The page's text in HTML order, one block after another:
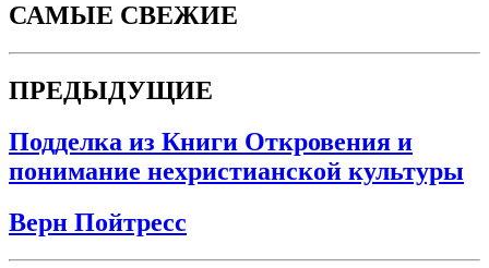
САМЫЕ СВЕЖИЕ
ПРЕДЫДУЩИЕ
Подделка из Книги Откровения и
понимание нехристианской культуры
Верн Пойтресс